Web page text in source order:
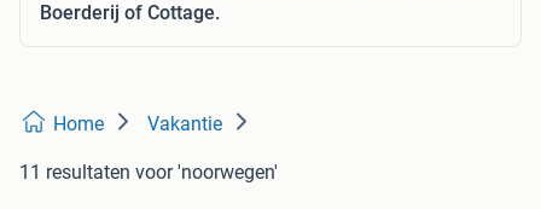
Boerderij of Cottage.
Home Vakantie
11 resultaten voor 'noorwegen'